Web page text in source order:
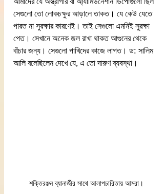
সেগুলো তো লোকচক্ষুর আড়ালে তাকত। যে কেউ যেতে
পারত না সুরক্ষার কারণেই। তাই সেগুলো এমনিই সুরক্ষা
পেত। সেখানে অনেক জল রাখা থাকত আগুনের থেকে
বাঁচার জন্য। সেগুলো পাখিদের কাজে লাগত। ড: সালিম
আলি বলেছিলেন দেখে যে, এ তো দারুণ ব্যবস্থা।
শক্তিরঞ্জন ব্যানার্জীর সাথে আলাপচারিতায় আমরা।